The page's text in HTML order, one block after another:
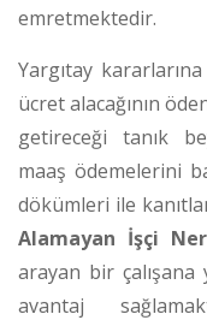
emretmektedir.
Yargıtay
ücret alacağının
getireceği tanık
maaş ödemelerini
dökümleri ile
Alamayan İşçi
arayan bir çalışana
avantaj